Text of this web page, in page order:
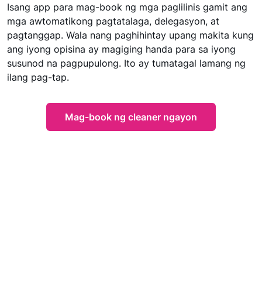
Isang app para mag-book ng mga paglilinis gamit ang
mga awtomatikong pagtatalaga, delegasyon, at
pagtanggap. Wala nang paghihintay upang makita kung
ang iyong opisina ay magiging handa para sa iyong
susunod na pagpupulong. Ito ay tumatagal lamang ng
ilang pag-tap.
Mag-book ng cleaner ngayon